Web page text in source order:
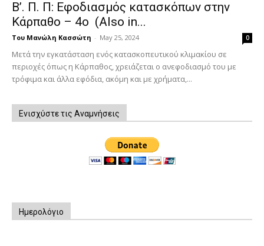
Β’. Π. Π: Εφοδιασμός κατασκόπων στην
Κάρπαθο – 4ο (Also in...
Του Μανώλη Κασσώτη - May 25, 2024 0
Μετά την εγκατάσταση ενός κατασκοπευτικού κλιμακίου σε
περιοχές όπως η Κάρπαθος, χρειάζεται ο ανεφοδιασμό του με
τρόφιμα και άλλα εφόδια, ακόμη και με χρήματα,...
Ενισχύστε τις Αναμνήσεις
Ημερολόγιο